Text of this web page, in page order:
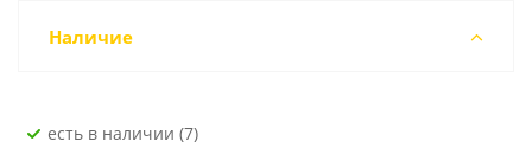
Наличие
Есть в наличии (7)